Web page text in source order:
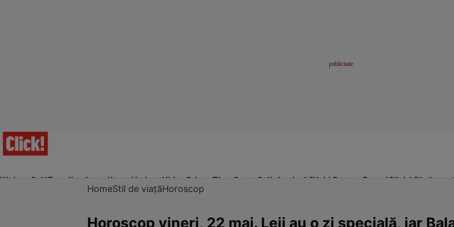
Ultima Oră!Trending Actualitate Vedete Video Prime Time SportStil de viațăClick! Pentru FemeiClick! Sănătate
HomeStil de viațăHoroscop
Horoscop vineri, 22 mai. Leii au o zi specială, iar